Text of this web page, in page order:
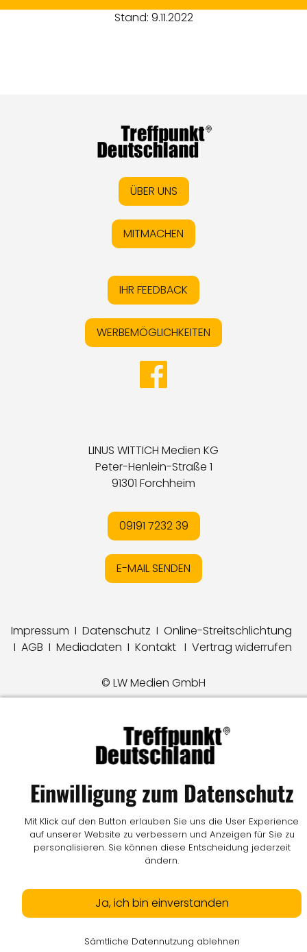
Stand: 9.11.2022
ÜBER UNS
MITMACHEN
IHR FEEDBACK
WERBEMÖGLICHKEITEN
LINUS WITTICH Medien KG
Peter-Henlein-Straße 1
91301 Forchheim
09191 7232 39
E-MAIL SENDEN
Impressum I Datenschutz I Online-Streitschlichtung
I AGB I Mediadaten I Kontakt I Vertrag widerrufen
© LW Medien GmbH
Einwilligung zum Datenschutz
Mit Klick auf den Button erlauben Sie uns die User Experience
auf unserer Website zu verbessern und Anzeigen für Sie zu
personalisieren. Sie können diese Entscheidung jederzeit
ändern.
Ja, ich bin einverstanden
Sämtliche Datennutzung ablehnen